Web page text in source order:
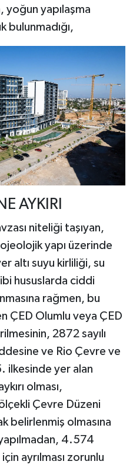
yapılaşma
bulunmadığı,
AYKIRI
niteliği taşıyan,
yapı üzerinde
altı suyu kirliliği, su
hususlarda ciddi
rağmen, bu
ÇED Olumlu veya ÇED
2872 sayılı
ve Rio Çevre ve
ilkesinde yer alan
olması,
Çevre Düzeni
belirlenmiş olmasına
4.574
ayrılması zorunlu